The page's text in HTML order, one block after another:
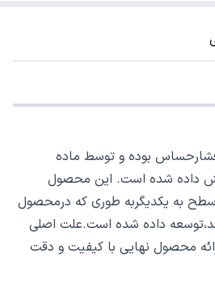
بوده و توسط ماده
داده شده است. این محصول
به یکدیگربه طوری که درمحصول
داده شده است.علت اصلی
2طرفه ارائه محصول نهایی با کیفیت و دقت